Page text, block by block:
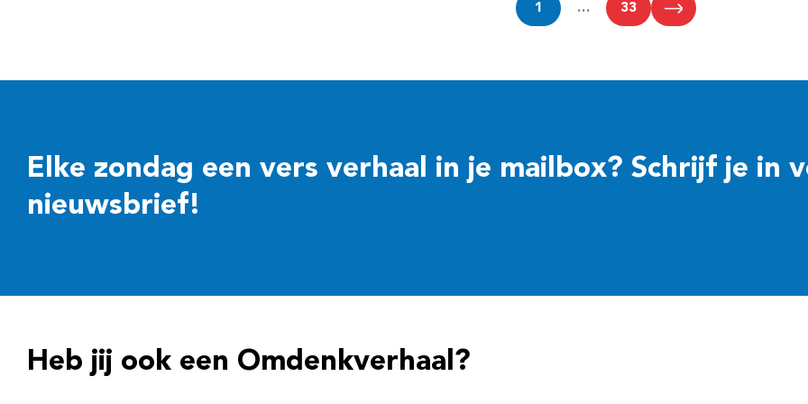
1 … 33
Elke zondag een vers verhaal in je mailbox? Schrijf je in
nieuwsbrief!
Heb jij ook een Omdenkverhaal?